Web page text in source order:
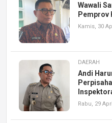
Wawali
Pemprov
Kamis, 30
DAERAH
Andi
Rabu, 29